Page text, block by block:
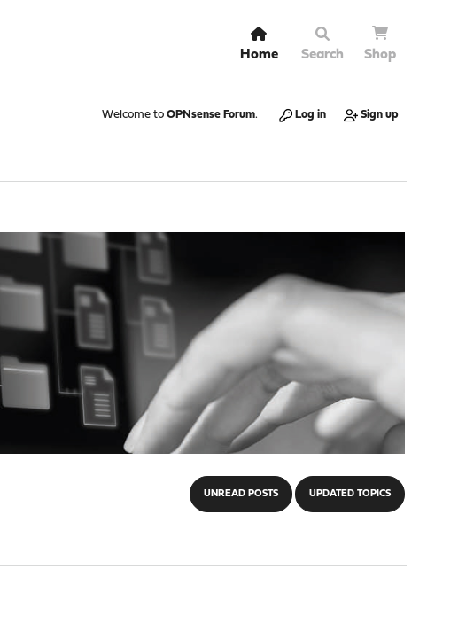
Home Search Shop
Welcome to OPNsense Forum. Log in Sign up
UNREAD POSTS UPDATED TOPICS